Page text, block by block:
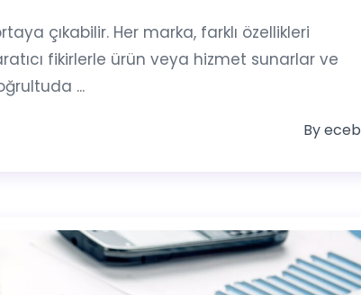
çıkabilir. Her marka, farklı özellikleri
fikirlerle ürün veya hizmet sunarlar ve
...
Byeceb